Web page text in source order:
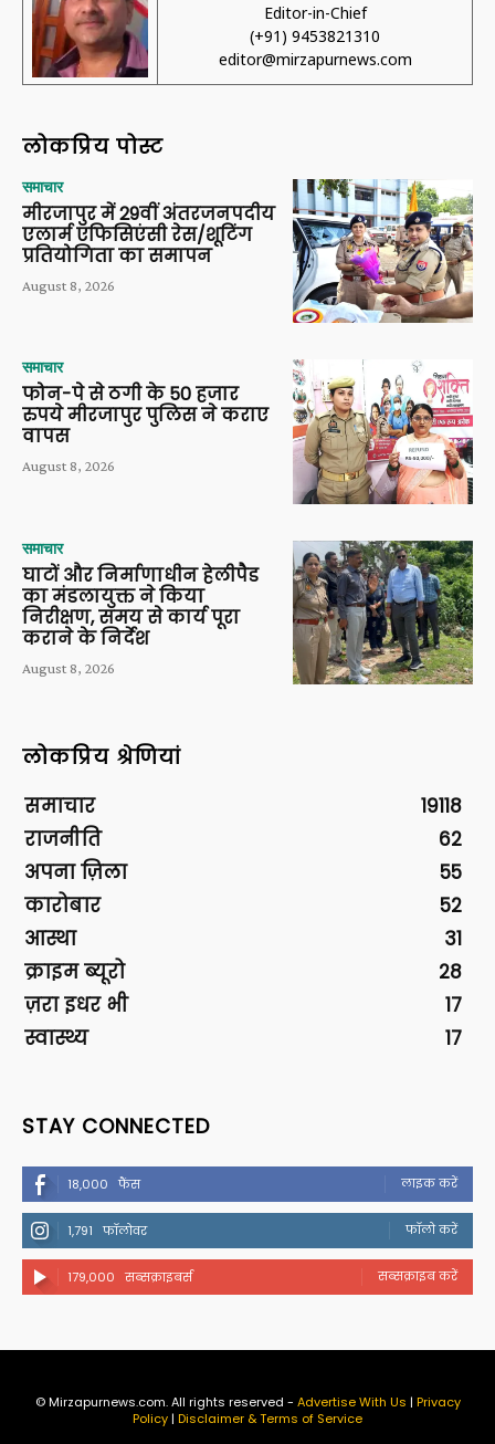
Editor-in-Chief
(+91) 9453821310
editor@mirzapurnews.com
लोकप्रिय पोस्ट
समाचार
मीरजापुर में 29वीं अंतरजनपदीय
एलार्म एफिसिएंसी रेस/शूटिंग
प्रतियोगिता का समापन
August 8, 2026
समाचार
फोन-पे से ठगी के 50 हजार
रुपये मीरजापुर पुलिस ने कराए
वापस
August 8, 2026
समाचार
घाटों और निर्माणाधीन हेलीपैड
का मंडलायुक्त ने किया
निरीक्षण, समय से कार्य पूरा
कराने के निर्देश
August 8, 2026
लोकप्रिय श्रेणियां
समाचार
19118
राजनीति
62
अपना ज़िला
55
कारोबार
52
आस्था
31
क्राइम ब्यूरो
28
ज़रा इधर भी
17
स्वास्थ्य
17
STAY CONNECTED
18,000 फैंस लाइक करें
1,791 फॉलोवर फॉलो करें
179,000 सब्सक्राइबर्स सब्सक्राइब करें
© Mirzapurnews.com. All rights reserved - Advertise With Us | Privacy
Policy| Disclaimer & Terms of Service